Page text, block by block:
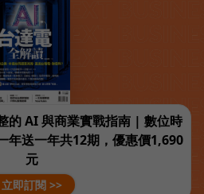
的 AI 與商業實戰指南 | 數位時
年送一年共12期，優惠價1,690
元
立即訂閱 >>